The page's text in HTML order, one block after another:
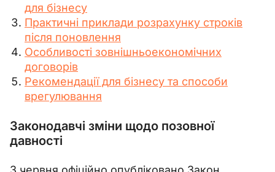
для бізнесу
Практичні приклади розрахунку строків
після поновлення
Особливості зовнішньоекономічних
договорів
Рекомендації для бізнесу та способи
врегулювання
Законодавчі зміни щодо позовної
давності